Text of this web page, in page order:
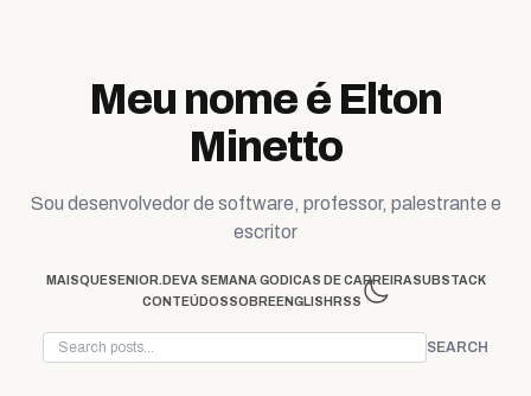
Meu nome é Elton
Minetto
Sou desenvolvedor de software, professor, palestrante e
escritor
MAISQUESENIOR.DEVA SEMANA GO DICAS DE CARREIRASUBSTACK
CONTEÚDOSSOBREENGLISH RSS
SEARCH